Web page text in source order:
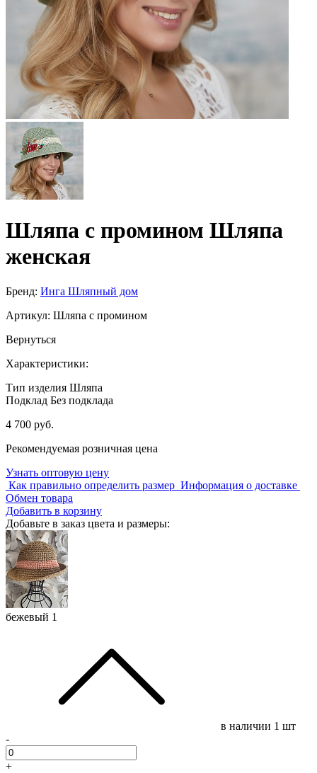
Шляпа с промином Шляпа
женская
Бренд: Инга Шляпный дом
Артикул: Шляпа с промином
Вернуться
Характеристики:
Тип изделия Шляпа
Подклад Без подклада
4 700 руб.
Рекомендуемая розничная цена
Узнать оптовую цену
Как правильно определить размер Информация о доставке
Обмен товара
Добавить в корзину
Добавьте в заказ цвета и размеры:
бежевый 1
в наличии 1 шт
-
+